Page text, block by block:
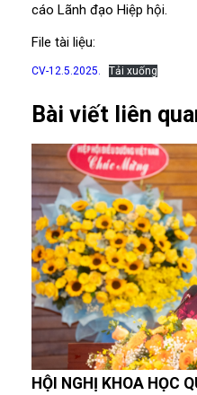
cáo Lãnh đạo Hiệp hội.
File tài liệu:
CV-12.5.2025. Tải xuống
Bài viết liên
HỘI NGHỊ KHOA HỌC